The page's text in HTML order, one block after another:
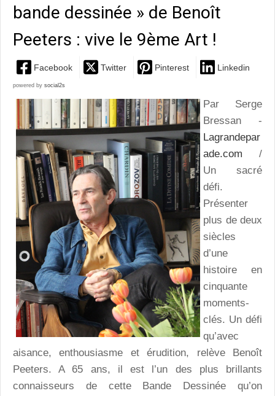
bande dessinée » de Benoît
Peeters : vive le 9ème Art !
Facebook Twitter Pinterest Linkedin
powered by social2s
Par Serge
Bressan -
Lagrandepar
ade.com /
Un sacré
défi.
Présenter
plus de deux
siècles
d’une
histoire en
cinquante
moments-
clés. Un défi
qu’avec
aisance, enthousiasme et érudition, relève Benoît
Peeters. A 65 ans, il est l’un des plus brillants
connaisseurs de cette Bande Dessinée qu’on